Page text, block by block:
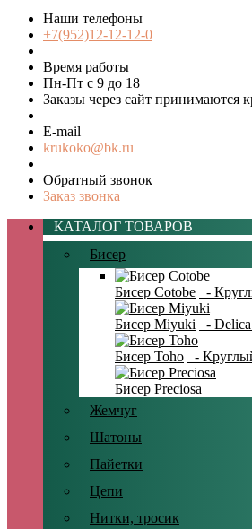
Наши телефоны
+7(952)12-12-12-0
Время работы
Пн-Пт с 9 до 18
Заказы через сайт принимаются
E-mail
krukoko@bk.ru
Обратный звонок
Заказ звонка
КАТАЛОГ ТОВАРОВ
Бисер
Бисер Cotobe -
Бисер Miyuki -
Бисер Toho -
Бисер Preciosa
Жемчуг
Шатоны
Пайетки
Цепи
Нитки, тросик